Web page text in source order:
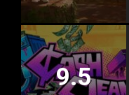
9.5